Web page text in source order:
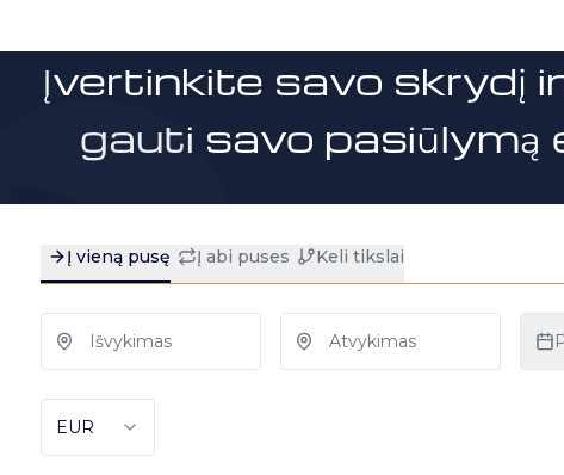
Įvertinkite savo skrydį
gauti savo pasiūlymą